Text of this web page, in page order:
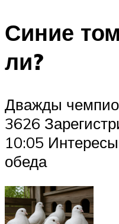
Синие
ли?
Дважды
3626
10:05
обеда